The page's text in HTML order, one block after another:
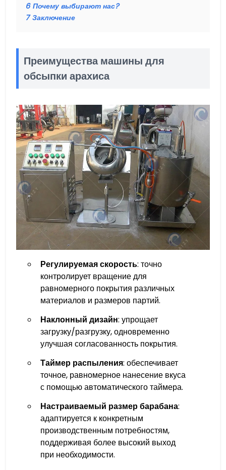
6 Почему выбирают нас?
7 Заключение
Преимущества машины для
обсыпки арахиса
Регулируемая скорость: точно
контролирует вращение для
равномерного покрытия различных
материалов и размеров партий.
Наклонный дизайн: упрощает
загрузку/разгрузку, одновременно
улучшая согласованность покрытия.
Таймер распыления: обеспечивает
точное, равномерное нанесение вкуса
с помощью автоматического таймера.
Настраиваемый размер барабана:
адаптируется к конкретным
производственным потребностям,
поддерживая более высокий выход
при необходимости.